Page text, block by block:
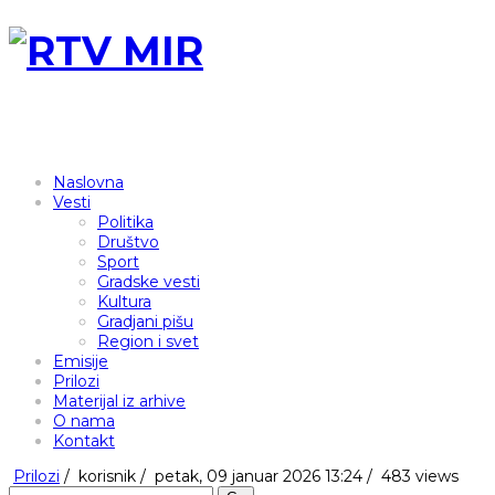
Naslovna
Vesti
Politika
Društvo
Sport
Gradske vesti
Kultura
Gradjani pišu
Region i svet
Emisije
Prilozi
Materijal iz arhive
O nama
Kontakt
Prilozi / korisnik / petak, 09 januar 2026 13:24 / 483 views